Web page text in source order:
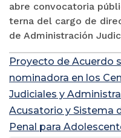
abre convocatoria
terna del cargo de
de Administración
Proyecto de Acuerdo
nominadora en los
Judiciales y
Acusatorio y Sistema
Penal para